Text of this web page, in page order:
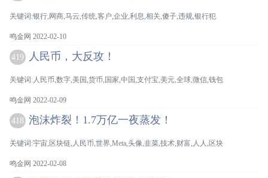
关键词:银行,网商,马云,传统,客户,企业,利息,相关,傻子,违规,银行犯
鸣金网 2022-02-10
419 人民币，大反攻！
关键词:人民币,数字,美国,货币,国家,中国,支付宝,美元,全球,微信,钱包
鸣金网 2022-02-09
418 泡沫炸裂！1.7万亿一夜蒸发！
关键词:宇宙,区块链,人民币,世界,Meta,头像,韭菜,技术,财富,人人,区块
鸣金网 2022-02-08